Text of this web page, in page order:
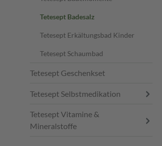
Tetesept Badesalz
Tetesept Erkältungsbad Kinder
Tetesept Schaumbad
Tetesept Geschenkset
Tetesept Selbstmedikation
Tetesept Vitamine &
Mineralstoffe